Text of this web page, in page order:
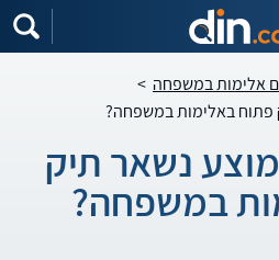
אלימות במשפחה >
פתוח באלימות במשפחה?
נשאר תיק
במשפחה?